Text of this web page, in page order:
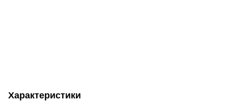
Характеристики